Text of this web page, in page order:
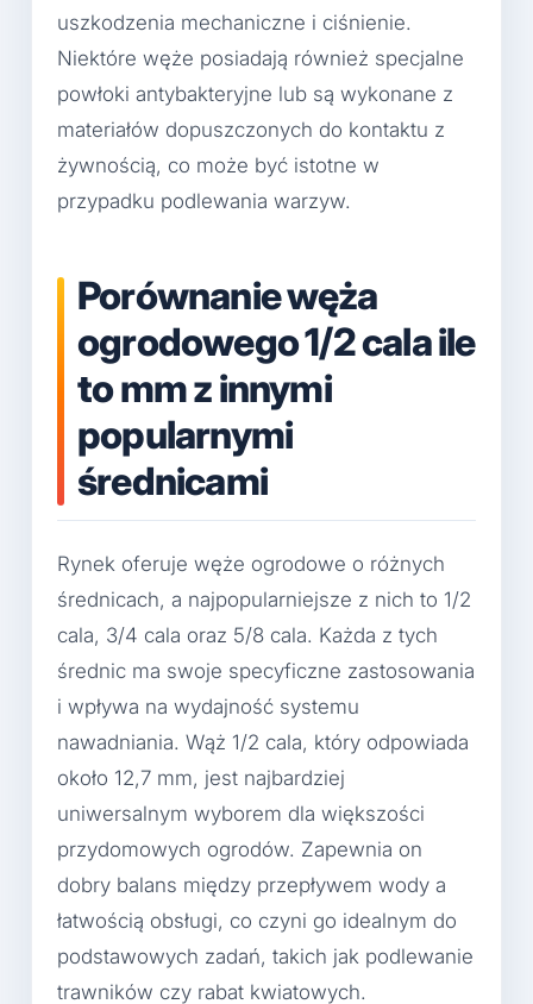
uszkodzenia mechaniczne i ciśnienie.
Niektóre węże posiadają również specjalne
powłoki antybakteryjne lub są wykonane z
materiałów dopuszczonych do kontaktu z
żywnością, co może być istotne w
przypadku podlewania warzyw.
Porównanie węża
ogrodowego 1/2 cala ile
to mm z innymi
popularnymi
średnicami
Rynek oferuje węże ogrodowe o różnych
średnicach, a najpopularniejsze z nich to 1/2
cala, 3/4 cala oraz 5/8 cala. Każda z tych
średnic ma swoje specyficzne zastosowania
i wpływa na wydajność systemu
nawadniania. Wąż 1/2 cala, który odpowiada
około 12,7 mm, jest najbardziej
uniwersalnym wyborem dla większości
przydomowych ogrodów. Zapewnia on
dobry balans między przepływem wody a
łatwością obsługi, co czyni go idealnym do
podstawowych zadań, takich jak podlewanie
trawników czy rabat kwiatowych.